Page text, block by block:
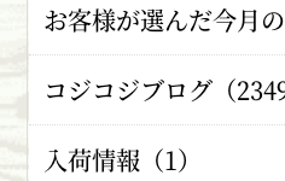
お客様が選んだ今月
コジコジブログ（2349
入荷情報（1）